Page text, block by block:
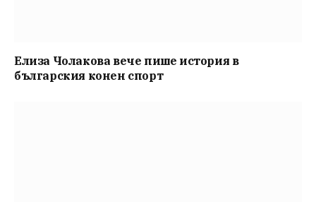
Елиза Чолакова вече пише история в
българския конен спорт